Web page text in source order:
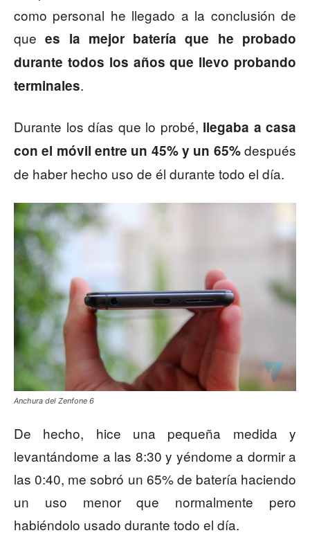
como personal he llegado a la conclusión de
quees la mejor batería que he probado
durante todos los años que llevo probando
terminales.
Durante los días que lo probé, llegaba a casa
con el móvil entre un 45% y un 65%después
de haber hecho uso de él durante todo el día.
Anchura del Zenfone 6
De hecho, hice una pequeña medida y
levantándome a las 8:30 y yéndome a dormir a
las 0:40, me sobró un 65% de batería haciendo
un uso menor que normalmente pero
habiéndolo usado durante todo el día.